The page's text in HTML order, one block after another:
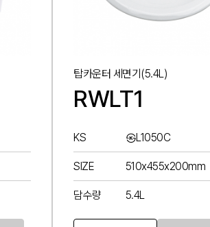
탑카운터 세면기(5.4L)
RWLT1
KS ㉿L1050C
SIZE 510x455x200mm
담수량 5.4L